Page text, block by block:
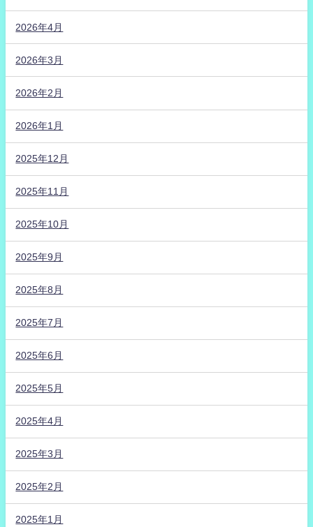
2026年4月
2026年3月
2026年2月
2026年1月
2025年12月
2025年11月
2025年10月
2025年9月
2025年8月
2025年7月
2025年6月
2025年5月
2025年4月
2025年3月
2025年2月
2025年1月